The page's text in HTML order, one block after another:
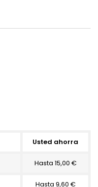
Usted ahorra
Hasta 15,00 €
Hasta 9,60 €